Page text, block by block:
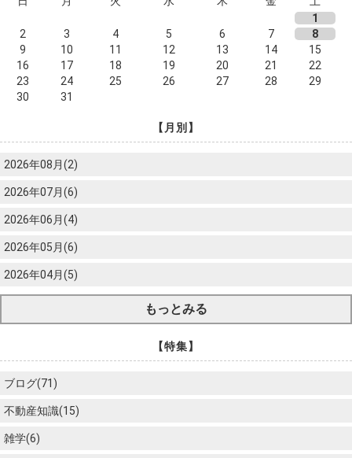
1
2
3 4 5 6 7
8
9
10 11 12 13 14
15
16
17 18 19 20 21
22
23
24 25 26 27 28
29
30
31
【月別】
2026年08月(2)
2026年07月(6)
2026年06月(4)
2026年05月(6)
2026年04月(5)
もっとみる
【特集】
ブログ(71)
不動産知識(15)
雑学(6)